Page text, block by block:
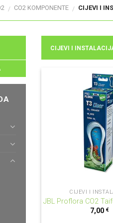
/ CO2 KOMPONENTE / CIJEVI I
CIJEVI I
CIJEVI I
JBL Proflora CO2
7,00 €